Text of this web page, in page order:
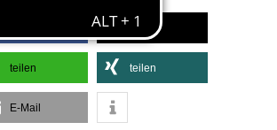
teilen
teilen teilen
E-Mail